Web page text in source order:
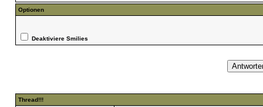
Optionen
Deaktiviere Smilies
Thread!!!